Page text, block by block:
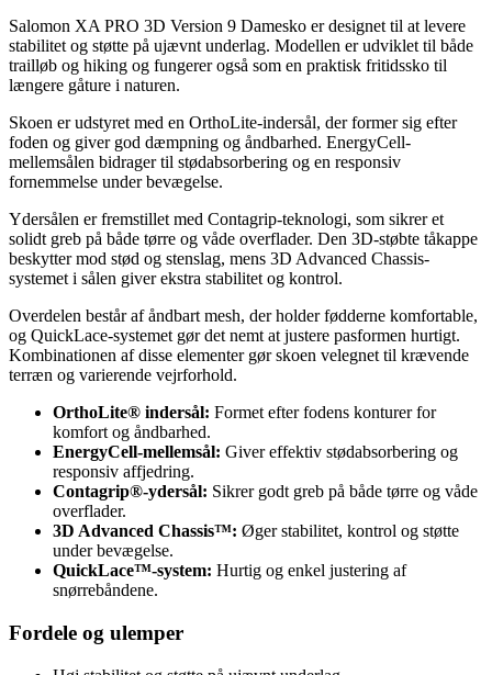
Salomon XA PRO 3D Version 9 Damesko er designet til at levere
stabilitet og støtte på ujævnt underlag. Modellen er udviklet til både
trailløb og hiking og fungerer også som en praktisk fritidssko til
længere gåture i naturen.
Skoen er udstyret med en OrthoLite-indersål, der former sig efter
foden og giver god dæmpning og åndbarhed. EnergyCell-
mellemsålen bidrager til stødabsorbering og en responsiv
fornemmelse under bevægelse.
Ydersålen er fremstillet med Contagrip-teknologi, som sikrer et
solidt greb på både tørre og våde overflader. Den 3D-støbte tåkappe
beskytter mod stød og stenslag, mens 3D Advanced Chassis-
systemet i sålen giver ekstra stabilitet og kontrol.
Overdelen består af åndbart mesh, der holder fødderne komfortable,
og QuickLace-systemet gør det nemt at justere pasformen hurtigt.
Kombinationen af disse elementer gør skoen velegnet til krævende
terræn og varierende vejrforhold.
OrthoLite® indersål: Formet efter fodens konturer for
komfort og åndbarhed.
EnergyCell-mellemsål: Giver effektiv stødabsorbering og
responsiv affjedring.
Contagrip®-ydersål: Sikrer godt greb på både tørre og våde
overflader.
3D Advanced Chassis™: Øger stabilitet, kontrol og støtte
under bevægelse.
QuickLace™-system: Hurtig og enkel justering af
snørrebåndene.
Fordele og ulemper